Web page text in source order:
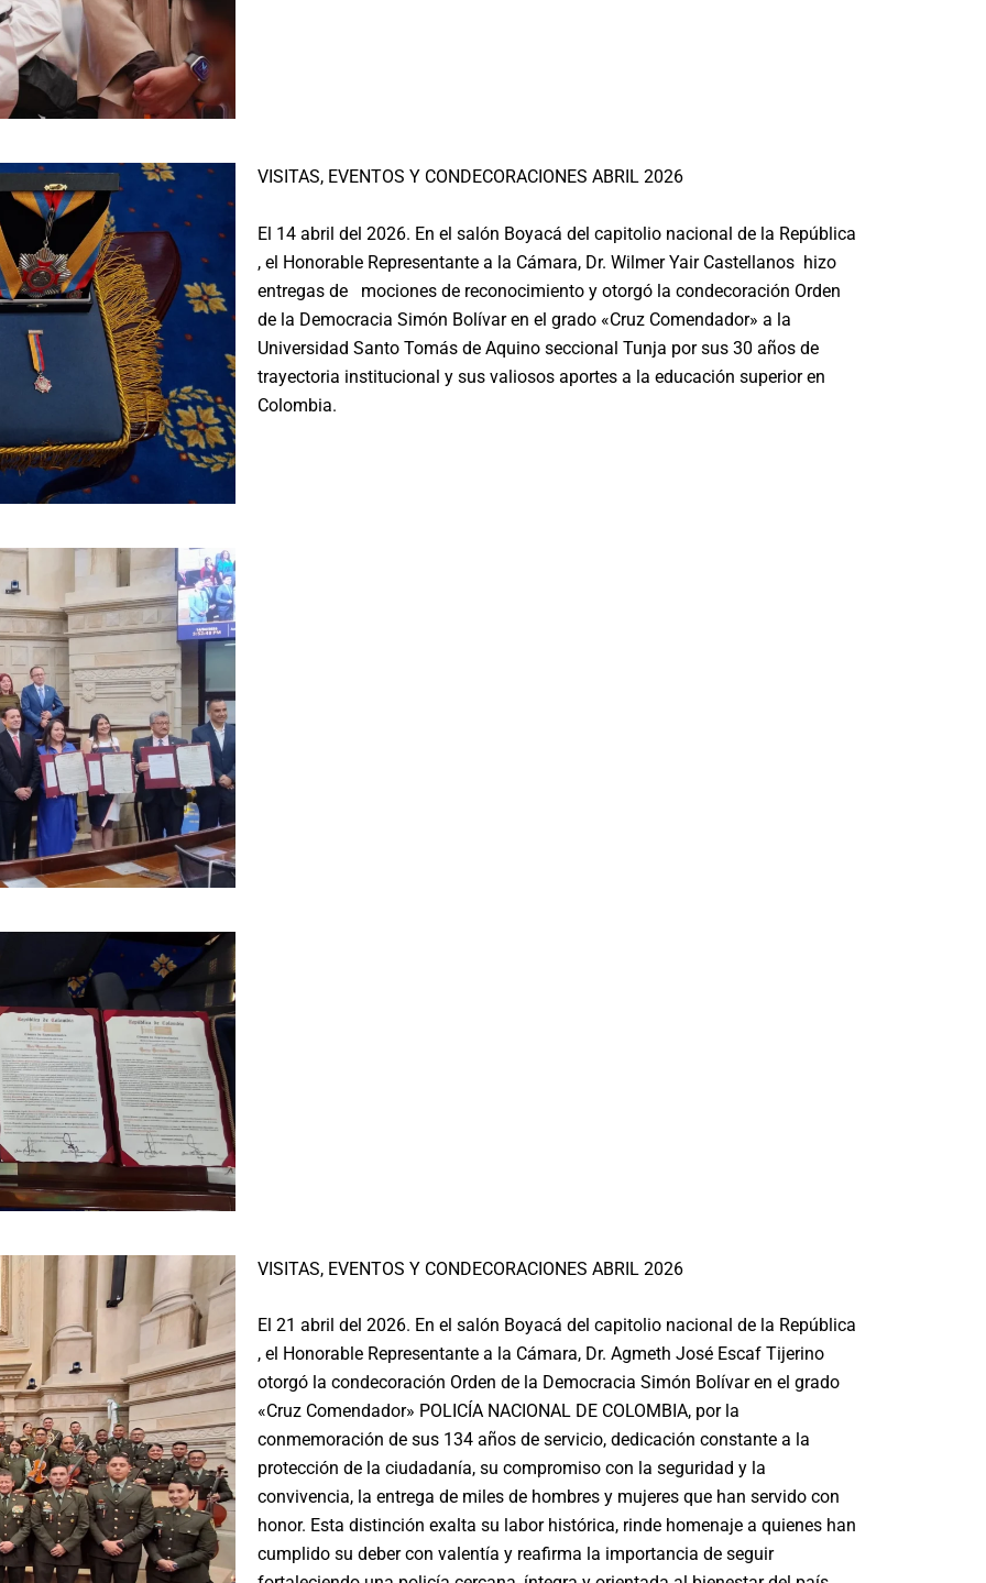
VISITAS, EVENTOS Y CONDECORACIONES ABRIL 2026
El 14 abril del 2026. En el salón Boyacá del capitolio nacional de la República
, el Honorable Representante a la Cámara, Dr. Wilmer Yair Castellanos hizo
entregas de mociones de reconocimiento y otorgó la condecoración Orden
de la Democracia Simón Bolívar en el grado «Cruz Comendador» a la
Universidad Santo Tomás de Aquino seccional Tunja por sus 30 años de
trayectoria institucional y sus valiosos aportes a la educación superior en
Colombia.
VISITAS, EVENTOS Y CONDECORACIONES ABRIL 2026
El 21 abril del 2026. En el salón Boyacá del capitolio nacional de la República
, el Honorable Representante a la Cámara, Dr. Agmeth José Escaf Tijerino
otorgó la condecoración Orden de la Democracia Simón Bolívar en el grado
«Cruz Comendador» POLICÍA NACIONAL DE COLOMBIA, por la
conmemoración de sus 134 años de servicio, dedicación constante a la
protección de la ciudadanía, su compromiso con la seguridad y la
convivencia, la entrega de miles de hombres y mujeres que han servido con
honor. Esta distinción exalta su labor histórica, rinde homenaje a quienes han
cumplido su deber con valentía y reafirma la importancia de seguir